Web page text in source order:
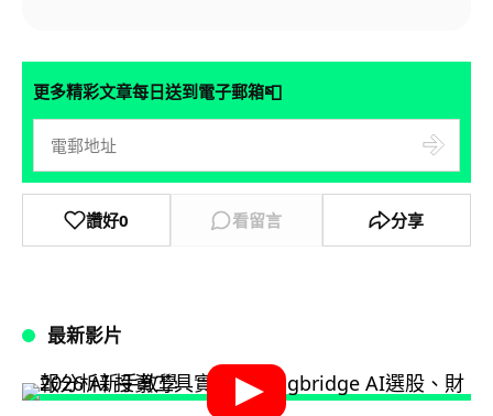
更多精彩文章每日送到電子郵箱📮
讚好0 看留言 分享
最新影片